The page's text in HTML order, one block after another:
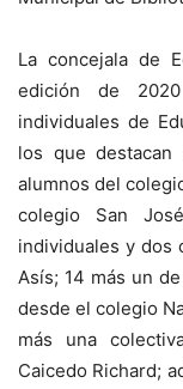
La concejala de
edición de
individuales de
los que
alumnos del
colegio San
individuales y dos
Asís; 14 más un
desde el colegio
más una
Caicedo Richard;